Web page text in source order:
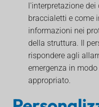
l'interpretazione
braccialetti e come
informazioni nei
della struttura. Il
rispondere agli
emergenza in
appropriato.